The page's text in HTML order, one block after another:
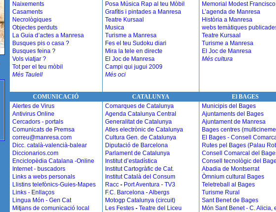
Naixements
Casaments
Necrològiques
Objectes perduts
La Guia d’actes a Manresa
Busques pis o casa ?
Busques feina ?
Vols viatjar ?
Tot per el teu mòbil
Més Taulell
Posa Música Rap al teu Mòbil
Grafítis i pintades a Manresa
Teatre Kursaal
Musica
Turisme a Manresa
Fes el teu Sudoku diari
Mira la tele en directe
El Joc de Manresa
Campi qui jugui 2009
Més oci
Memorial Modest Francisco
L’agenda de Manresa
Història a Manresa
webs temàtiques
Teatre Kursaal
Turisme a Manresa
El Joc de Manresa
Més cultura
COMUNICACIÓ CATALUNYA
El BAGES
Alertes de Virus
Antivirus Online
Cercadors - portals
Comunicats de Premsa
correu@manresa.com
Dicc. català-valencià-balear
Diccionarios.com
Enciclopèdia Catalana -Online
Internet - buscadors
Links a webs personals
Llistins telefònics-Guies-Mapes
Links - Enllaços
Lingua Món - Gen Cat
Mitjans de comunicació local
Comarques de Catalunya
Agenda Catalunya Central
Generalitat de Catalunya
Atles electrònic de Catalunya
Cultura Gen. de Catalunya
Diputació de Barcelona
Parlament de Catalunya
Institut d’estadística
Institut Cartogràfic de Cat.
Institut Català del Consum
Racc- Port Aventura- TV3
F.C. Barcelona-Albergs
Motogp Catalunya (circuit)
Les Festes - Teatre del Liceu
Municipis del Bages
Ajuntaments del Bages
Ajuntament de Manresa
Bages centres
El Bages - Consell
Rutes pel Bages (Palau
Consell Comarcal del
Consell tecnològic del
Abadia de Montserrat
Òmnium cultural Bages
Teletreball al Bages
Turisme Rural
Sant Benet de Bages
Món Sant Benet - C. Alicia,